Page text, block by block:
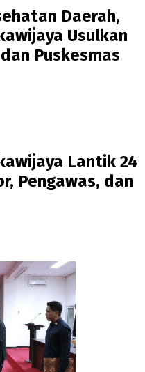
Daerah,
Usulkan
Puskesmas
Lantik 24
Pengawas, dan